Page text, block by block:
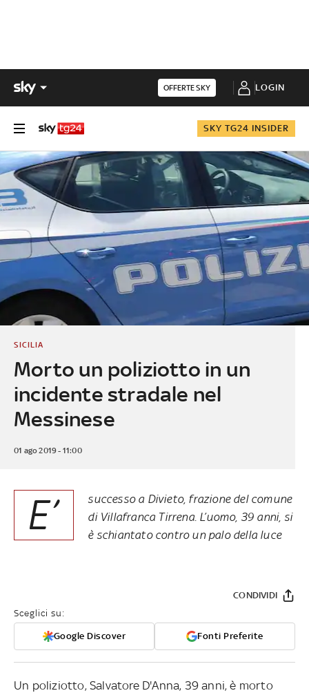
OFFERTE SKY LOGIN
SKY TG24 INSIDER
Morto un poliziotto in un
incidente stradale nel
Messinese
SICILIA
01 ago 2019 - 11:00
E’
successo a Divieto, frazione del comune
di Villafranca Tirrena. L’uomo, 39 anni, si
è schiantato contro un palo della luce
Sceglici su:
Google Discover Fonti Preferite
CONDIVIDI
Un poliziotto, Salvatore D'Anna, 39 anni, è morto